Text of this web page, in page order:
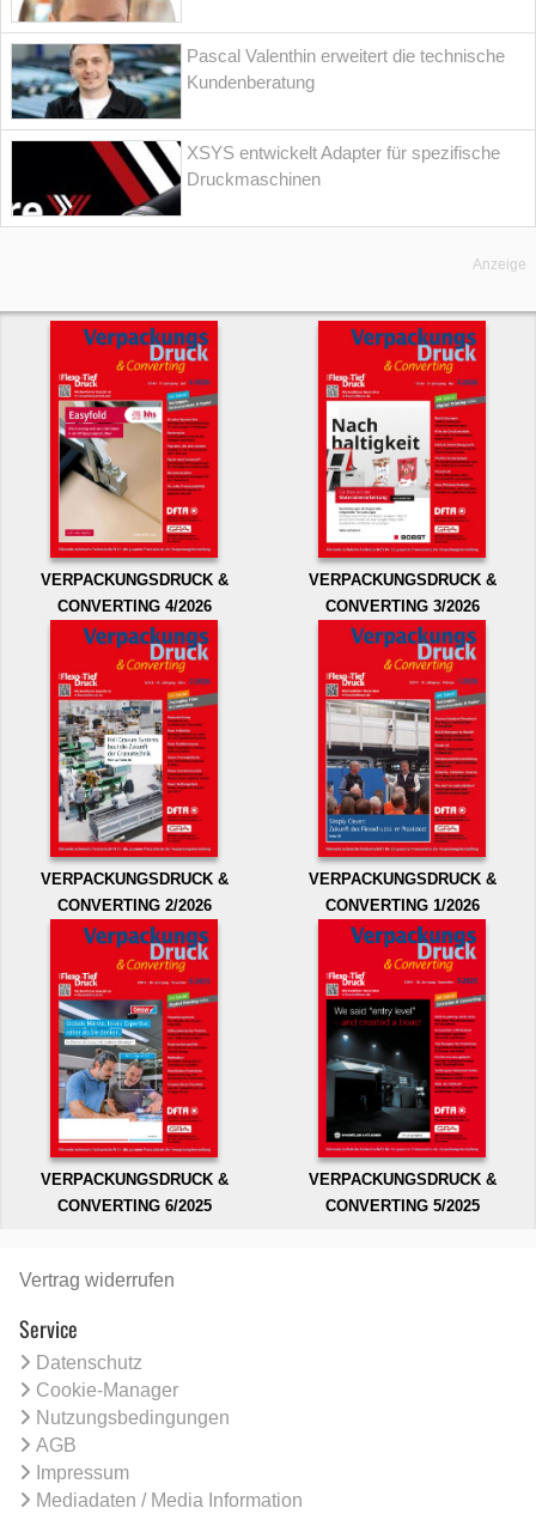
Pascal Valenthin erweitert die technische
Kundenberatung
XSYS entwickelt Adapter für spezifische
Druckmaschinen
Anzeige
VERPACKUNGSDRUCK &
CONVERTING 4/2026
VERPACKUNGSDRUCK &
CONVERTING 3/2026
VERPACKUNGSDRUCK &
CONVERTING 2/2026
VERPACKUNGSDRUCK &
CONVERTING 1/2026
VERPACKUNGSDRUCK &
CONVERTING 6/2025
VERPACKUNGSDRUCK &
CONVERTING 5/2025
Vertrag widerrufen
Service
Datenschutz
Cookie-Manager
Nutzungsbedingungen
AGB
Impressum
Mediadaten / Media Information